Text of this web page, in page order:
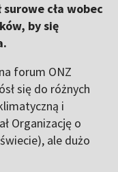
cła wobec
by się
forum ONZ
się do różnych
i
Organizację o
ale dużo